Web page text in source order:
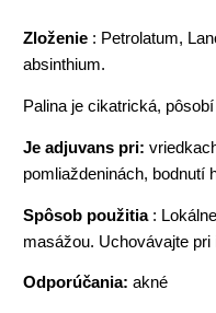
Zloženie : Petrolatum,
absinthium.
Palina je cikatrická,
Je adjuvans pri:
pomliaždeninách, bodnutí
Spôsob použitia:
masážou. Uchovávajte pri
Odporúčania:akné